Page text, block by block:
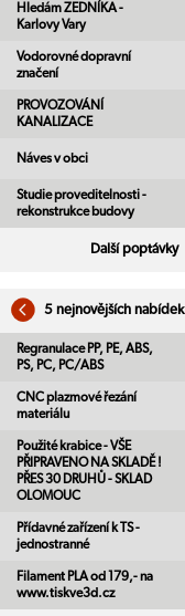
Hledám ZEDNÍKA -
Karlovy Vary
Vodorovné dopravní
značení
PROVOZOVÁNÍ
KANALIZACE
Náves v obci
Studie proveditelnosti -
rekonstrukce budovy
Další poptávky
5 nejnovějších nabídek
Regranulace PP, PE, ABS,
PS, PC, PC/ABS
CNC plazmové řezání
materiálu
Použité krabice - VŠE
PŘIPRAVENO NA SKLADĚ !
PŘES 30 DRUHŮ - SKLAD
OLOMOUC
Přídavné zařízení k TS -
jednostranné
Filament PLA od 179,- na
www.tiskve3d.cz